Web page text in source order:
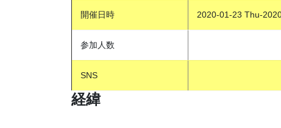
開催日時 2020-01-23 Thu-
参加人数
SNS
経緯